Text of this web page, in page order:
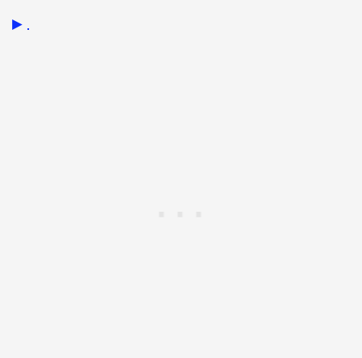
►.